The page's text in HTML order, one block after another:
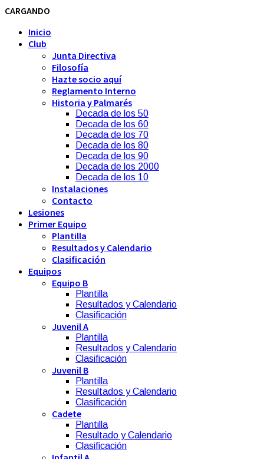
CARGANDO
Inicio
Club
Junta Directiva
Filosofía
Hazte socio aquí
Reglamento Interno
Historia y Palmarés
Decada de los 50
Decada de los 60
Decada de los 70
Decada de los 80
Decada de los 90
Decada de los 2000
Decada de los 10
Instalaciones
Contacto
Lesiones
Primer Equipo
Plantilla
Resultados y Calendario
Clasificación
Equipos
Equipo B
Plantilla
Resultados y Calendario
Clasificación
Juvenil A
Plantilla
Resultados y Calendario
Clasificación
Juvenil B
Plantilla
Resultados y Calendario
Clasificación
Cadete
Plantilla
Resultado y Calendario
Clasificación